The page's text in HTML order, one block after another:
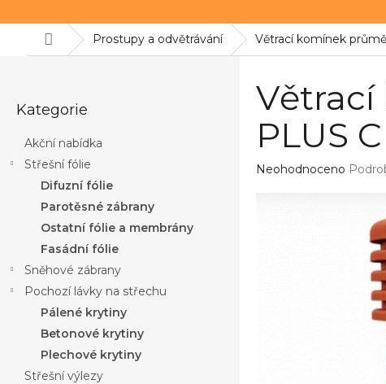
DomůProstupy a odvětrávání Větrací komínek
kategorie
Kategorie
Akční nabídka
Střešní fólie
Difuzní fólie
Parotěsné zábrany
Ostatní fólie a membrány
Fasádní fólie
Sněhové zábrany
Pochozí lávky na střechu
Pálené krytiny
Betonové krytiny
Plechové krytiny
Střešní výlezy
Větrací
PLUS C
Průměrné
Neohodnoceno